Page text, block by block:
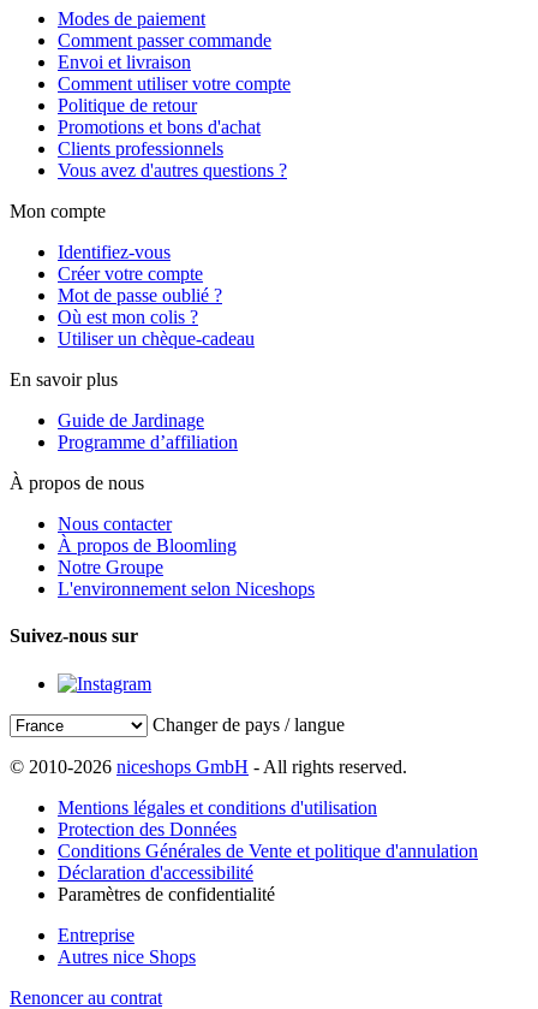
Modes de paiement
Comment passer commande
Envoi et livraison
Comment utiliser votre compte
Politique de retour
Promotions et bons d'achat
Clients professionnels
Vous avez d'autres questions ?
Mon compte
Identifiez-vous
Créer votre compte
Mot de passe oublié ?
Où est mon colis ?
Utiliser un chèque-cadeau
En savoir plus
Guide de Jardinage
Programme d’affiliation
À propos de nous
Nous contacter
À propos de Bloomling
Notre Groupe
L'environnement selon Niceshops
Suivez-nous sur
Changer de pays / langue
© 2010-2026 niceshops GmbH - All rights reserved.
Mentions légales et conditions d'utilisation
Protection des Données
Conditions Générales de Vente et politique d'annulation
Déclaration d'accessibilité
Paramètres de confidentialité
Entreprise
Autres nice Shops
Renoncer au contrat